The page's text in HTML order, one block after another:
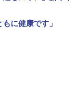
に健康です」